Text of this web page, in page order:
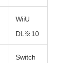
WiiU
DL※10
Switch